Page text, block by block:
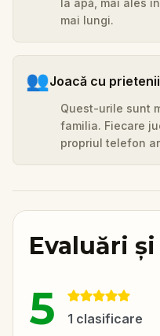
mai lungi.
👥Joacă cu prietenii
Quest-urile sunt
familia. Fiecare
propriul telefon
Evaluări
5 1 clasificare